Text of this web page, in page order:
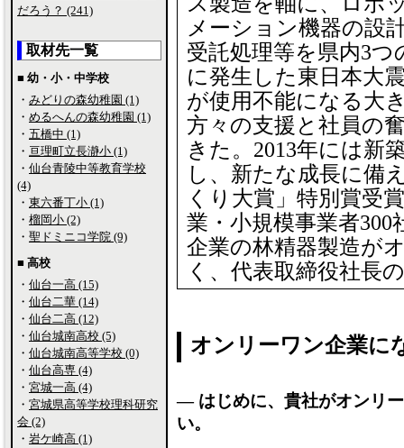
メーション機器の設
受託処理等を県内3つ
に発生した東日本大
が使用不能になる大
方々の支援と社員の
きた。2013年には新
し、新たな成長に備
くり大賞」特別賞受
業・小規模事業者
企業の林精器製造が
く、代表取締役社長
オンリーワン企業に
― はじめに、貴社がオンリ
い。
だろう？ (241)
取材先一覧
■ 幼・小・中学校
・ みどりの森幼稚園 (1)
・ めるへんの森幼稚園 (1)
・ 五橋中 (1)
・ 亘理町立長瀞小 (1)
・ 仙台青陵中等教育学校
(4)
・ 東六番丁小 (1)
・ 榴岡小 (2)
・ 聖ドミニコ学院 (9)
■ 高校
・ 仙台一高 (15)
・ 仙台二華 (14)
・ 仙台二高 (12)
・ 仙台城南高校 (5)
・ 仙台城南高等学校 (0)
・ 仙台高専 (4)
・ 宮城一高 (4)
・ 宮城県高等学校理科研究
会 (2)
・ 岩ケ崎高 (1)